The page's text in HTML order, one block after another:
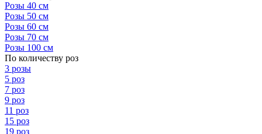
Розы 40 см
Розы 50 см
Розы 60 см
Розы 70 см
Розы 100 см
По количеству роз
3 розы
5 роз
7 роз
9 роз
11 роз
15 роз
19 роз